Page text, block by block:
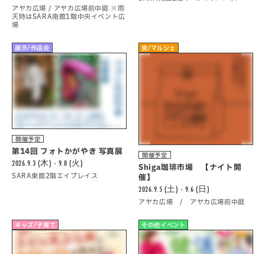
アヤカ広場 / アヤカ広場前中庭 ※雨
天時はSARA南館1階中央イベント広
場
展示/作品会
開催予定
第14回 フォトかがやき 写真展
2026.9.3 (木) - 9.8 (火)
SARA東館2階エイプレイス
食/マルシェ
開催予定
Shiga珈琲市場 【ナイト開
催】
2026.9.5 (土) - 9.6 (日)
アヤカ広場 / アヤカ広場前中庭
キッズ/子育て その他イベント